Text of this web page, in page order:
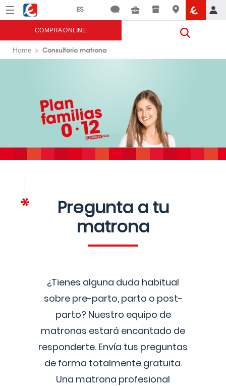
Menú Eroski
COMPRA ONLINE
Home Consultorio matrona
Pregunta a tu
matrona
¿Tienes alguna duda habitual
sobre pre-parto, parto o post-
parto? Nuestro equipo de
matronas estará encantado de
responderte. Envía tus preguntas
de forma totalmente gratuita.
Una matrona profesional